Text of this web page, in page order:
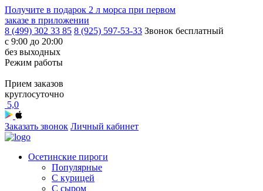
Получите в подарок 2 л морса при первом
заказе в приложении
8 (499) 302 33 85 8 (925) 597-53-33 Звонок бесплатный
с 9:00 до 20:00
без выходных
Режим работы
Прием заказов
круглосуточно
5,0
Заказать звонок Личный кабинет
Осетинские пироги
Популярные
С курицей
С сыром